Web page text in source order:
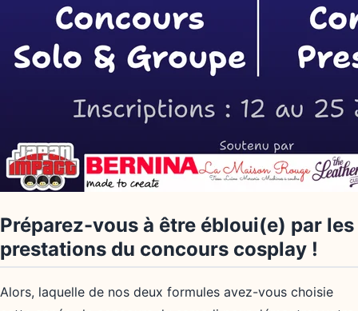
Préparez-vous à être ébloui(e) par les
prestations du concours cosplay !
Alors, laquelle de nos deux formules avez-vous choisie